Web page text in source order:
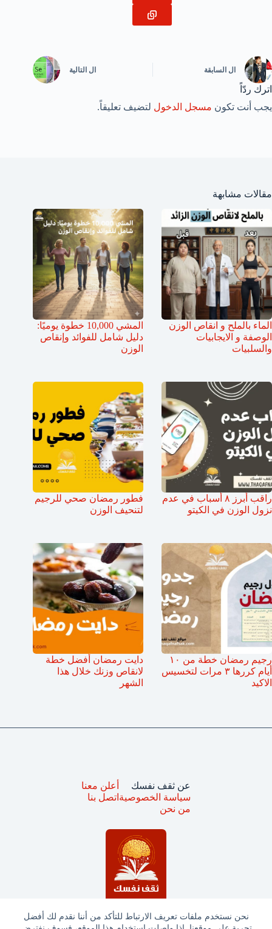
نحن نستخدم ملفات تعريف الارتباط للتأكد من أننا نقدم لك أفضل
ال السابقة ال التالية
اترك ردّاً
يجب أنت تكون مسجل الدخول لتضيف تعليقاً.
مقالات مشابهة
الماء بالملح و انقاص الوزن
الوصفة و الايجابيات
والسلبيات
المشي 10,000 خطوة يوميًا:
دليل شامل للفوائد وإنقاص
الوزن
راقب أبرز ٨ أسباب في عدم
نزول الوزن في الكيتو
فطور رمضان صحي للرجيم
لتنحيف الوزن
رجيم رمضان خطة من ١٠
أيام كررها ٣ مرات لتخسيس
الاكيد
دايت رمضان أفضل خطة
لانقاص وزنك خلال هذا
الشهر
عن ثقف نفسك
سياسة الخصوصية
من نحن
أعلن معنا
اتصل بنا